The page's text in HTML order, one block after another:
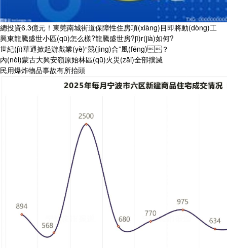
總投資6.3億元！東莞南城街道保障性住房項(xiàng)目即將動(dòng)工
興東龍騰盛世小區(qū)怎么樣?龍騰盛世房?jī)r(jià)如何?
世紀(jì)華通掀起游戲業(yè)“競(jìng)合”風(fēng)？
內(nèi)蒙古大興安嶺原始林區(qū)火災(zāi)全部撲滅
民用爆炸物品事故有所抬頭